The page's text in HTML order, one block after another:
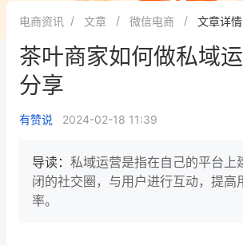
新零售大会
增长产品指南
电商资讯 文章 微信电商 文章详情
茶叶商家如何做私域
分享
有赞说 2024-02-18 11:39
导读： 私域运营是指在自己的平台上
闭的社交圈，与用户进行互动，提高
率。